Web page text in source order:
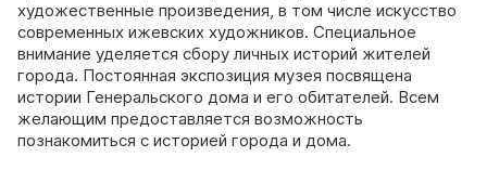
художественные произведения, в том числе искусство
современных ижевских художников. Специальное
внимание уделяется сбору личных историй жителей
города. Постоянная экспозиция музея посвящена
истории Генеральского дома и его обитателей. Всем
желающим предоставляется возможность
познакомиться с историей города и дома.